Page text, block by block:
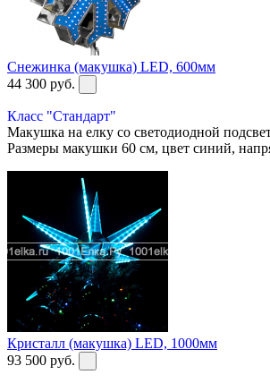
Снежинка (макушка) LED, 600мм
44 300 руб.
Класс "Стандарт"
Макушка на елку со светодиодной
Размеры макушки 60 см, цвет синий,
Кристалл (макушка) LED, 1000мм
93 500 руб.